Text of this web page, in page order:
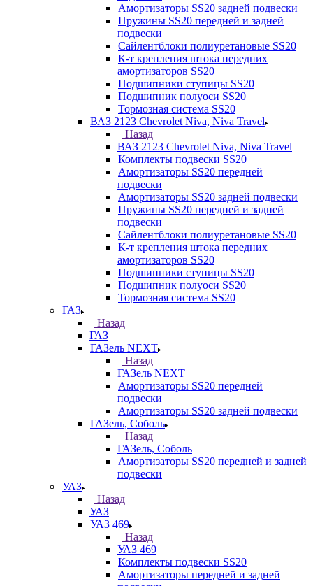
Амортизаторы SS20 задней подвески
Пружины SS20 передней и задней
подвески
Сайлентблоки полиуретановые SS20
К-т крепления штока передних
амортизаторов SS20
Подшипники ступицы SS20
Подшипник полуоси SS20
Тормозная система SS20
ВАЗ 2123 Chevrolet Niva, Niva Travel
Назад
ВАЗ 2123 Chevrolet Niva, Niva Travel
Комплекты подвески SS20
Амортизаторы SS20 передней
подвески
Амортизаторы SS20 задней подвески
Пружины SS20 передней и задней
подвески
Сайлентблоки полиуретановые SS20
К-т крепления штока передних
амортизаторов SS20
Подшипники ступицы SS20
Подшипник полуоси SS20
Тормозная система SS20
ГАЗ
Назад
ГАЗ
ГАЗель NEXT
Назад
ГАЗель NEXT
Амортизаторы SS20 передней
подвески
Амортизаторы SS20 задней подвески
ГАЗель, Соболь
Назад
ГАЗель, Соболь
Амортизаторы SS20 передней и задней
подвески
УАЗ
Назад
УАЗ
УАЗ 469
Назад
УАЗ 469
Комплекты подвески SS20
Амортизаторы передней и задней